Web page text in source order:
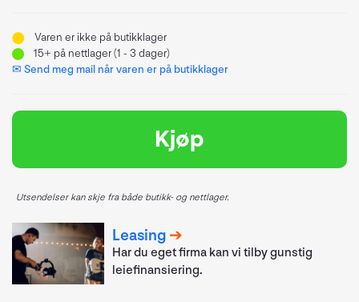
Varen er ikke på butikklager
15+ på nettlager (1 - 3 dager)
✉ Send meg mail når varen er på butikklager
Kjøp
Utsendelser kan skje fra både butikk- og nettlager.
Leasing
Har du eget firma kan vi tilby gunstig
leiefinansiering.